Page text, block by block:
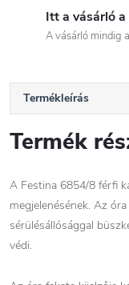
Itt a vásárló
A vásárló mindig
Termékleírás
Termék
A Festina 6854/8 férfi
megjelenésének. Az
sérülésállósággal
védi.